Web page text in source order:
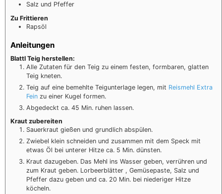
Salz und Pfeffer
Zu Frittieren
Rapsöl
Anleitungen
Blattl Teig herstellen:
Alle Zutaten für den Teig zu einem festen, formbaren, glatten
Teig kneten.
Teig auf eine bemehlte Teigunterlage legen, mit Reismehl Extra
Fein zu einer Kugel formen.
Abgedeckt ca. 45 Min. ruhen lassen.
Kraut zubereiten
Sauerkraut gießen und grundlich abspülen.
Zwiebel klein schneiden und zusammen mit dem Speck mit
etwas Öl bei unterer Hitze ca. 5 Min. dünsten.
Kraut dazugeben. Das Mehl ins Wasser geben, verrühren und
zum Kraut geben. Lorbeerblätter , Gemüsepaste, Salz und
Pfeffer dazu geben und ca. 20 Min. bei niederiger Hitze
köcheln.